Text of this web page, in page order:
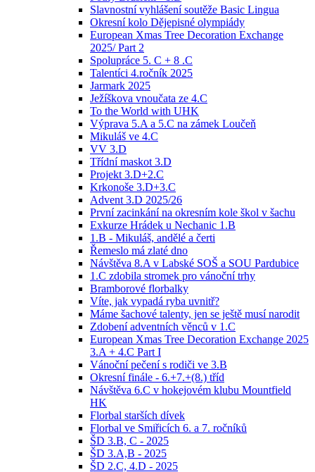
Slavnostní vyhlášení soutěže Basic Lingua
Okresní kolo Dějepisné olympiády
European Xmas Tree Decoration Exchange
2025/ Part 2
Spolupráce 5. C + 8 .C
Talentíci 4.ročník 2025
Jarmark 2025
Ježíškova vnoučata ze 4.C
To the World with UHK
Výprava 5.A a 5.C na zámek Loučeň
Mikuláš ve 4.C
VV 3.D
Třídní maskot 3.D
Projekt 3.D+2.C
Krkonoše 3.D+3.C
Advent 3.D 2025/26
První zacinkání na okresním kole škol v šachu
Exkurze Hrádek u Nechanic 1.B
1.B - Mikuláš, andělé a čerti
Řemeslo má zlaté dno
Návštěva 8.A v Labské SOŠ a SOU Pardubice
1.C zdobila stromek pro vánoční trhy
Bramborové florbalky
Víte, jak vypadá ryba uvnitř?
Máme šachové talenty, jen se ještě musí narodit
Zdobení adventních věnců v 1.C
European Xmas Tree Decoration Exchange 2025
3.A + 4.C Part I
Vánoční pečení s rodiči ve 3.B
Okresní finále - 6.+7.+(8.) tříd
Návštěva 6.C v hokejovém klubu Mountfield
HK
Florbal starších dívek
Florbal ve Smiřicích 6. a 7. ročníků
ŠD 3.B, C - 2025
ŠD 3.A,B - 2025
ŠD 2.C, 4.D - 2025